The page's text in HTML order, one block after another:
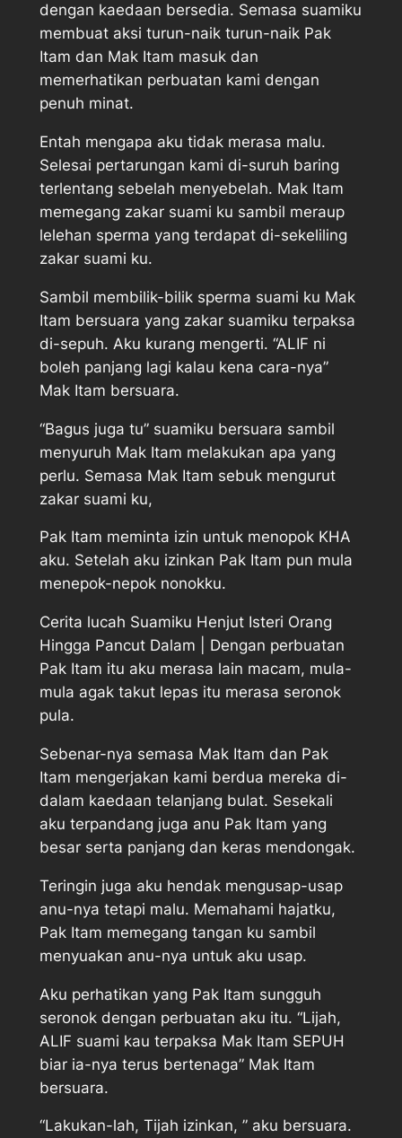
dengan kaedaan bersedia. Semasa suamiku
membuat aksi turun-naik turun-naik Pak
Itam dan Mak Itam masuk dan
memerhatikan perbuatan kami dengan
penuh minat.
Entah mengapa aku tidak merasa malu.
Selesai pertarungan kami di-suruh baring
terlentang sebelah menyebelah. Mak Itam
memegang zakar suami ku sambil meraup
lelehan sperma yang terdapat di-sekeliling
zakar suami ku.
Sambil membilik-bilik sperma suami ku Mak
Itam bersuara yang zakar suamiku terpaksa
di-sepuh. Aku kurang mengerti. “ALIF ni
boleh panjang lagi kalau kena cara-nya”
Mak Itam bersuara.
“Bagus juga tu” suamiku bersuara sambil
menyuruh Mak Itam melakukan apa yang
perlu. Semasa Mak Itam sebuk mengurut
zakar suami ku,
Pak Itam meminta izin untuk menopok KHA
aku. Setelah aku izinkan Pak Itam pun mula
menepok-nepok nonokku.
Cerita lucah Suamiku Henjut Isteri Orang
Hingga Pancut Dalam | Dengan perbuatan
Pak Itam itu aku merasa lain macam, mula-
mula agak takut lepas itu merasa seronok
pula.
Sebenar-nya semasa Mak Itam dan Pak
Itam mengerjakan kami berdua mereka di-
dalam kaedaan telanjang bulat. Sesekali
aku terpandang juga anu Pak Itam yang
besar serta panjang dan keras mendongak.
Teringin juga aku hendak mengusap-usap
anu-nya tetapi malu. Memahami hajatku,
Pak Itam memegang tangan ku sambil
menyuakan anu-nya untuk aku usap.
Aku perhatikan yang Pak Itam sungguh
seronok dengan perbuatan aku itu. “Lijah,
ALIF suami kau terpaksa Mak Itam SEPUH
biar ia-nya terus bertenaga” Mak Itam
bersuara.
“Lakukan-lah, Tijah izinkan, ” aku bersuara.